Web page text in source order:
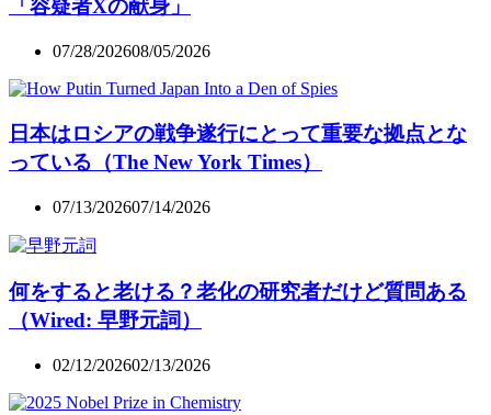
「容疑者Xの献身」
07/28/202608/05/2026
日本はロシアの戦争遂行にとって重要な拠点とな
っている（The New York Times）
07/13/202607/14/2026
何をすると老ける？老化の研究者だけど質問ある
（Wired: 早野元詞）
02/12/202602/13/2026